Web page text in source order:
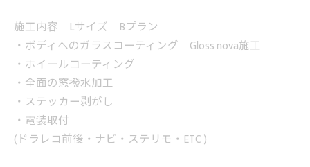
施工内容 Lサイズ Bプラン
・ボディへのガラスコーティング Gloss nova施工
・ホイールコーティング
・全面の窓撥水加工
・ステッカー剥がし
・電装取付
(ドラレコ前後・ナビ・ステリモ・ETC )